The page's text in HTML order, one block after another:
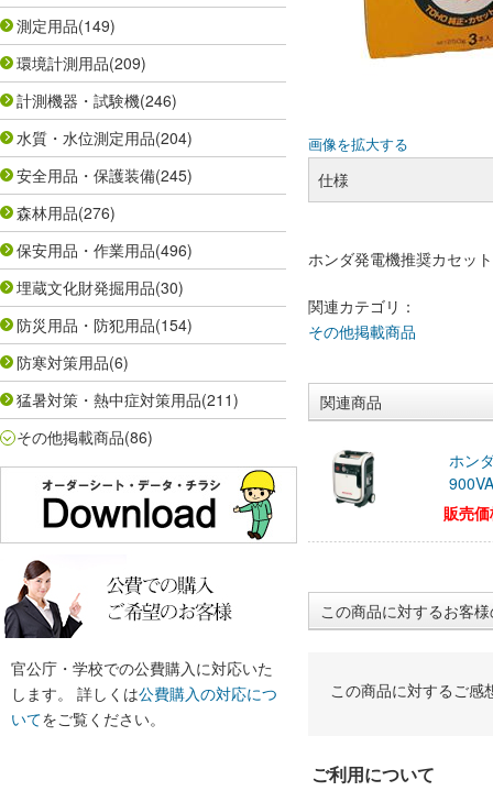
測定用品(149)
環境計測用品(209)
計測機器・試験機(246)
水質・水位測定用品(204)
安全用品・保護装備(245)
森林用品(276)
保安用品・作業用品(496)
埋蔵文化財発掘用品(30)
防災用品・防犯用品(154)
防寒対策用品(6)
猛暑対策・熱中症対策用品(211)
その他掲載商品(86)
官公庁・学校での公費購入に対応いた
します。 詳しくは公費購入の対応につ
いてをご覧ください。
画像を拡大する
仕様
ホンダ発電機推奨カセッ
関連カテゴリ：
その他掲載商品
関連商品
ホン
販売
この商品に対するお客
この商品に対するご感
ご利用について